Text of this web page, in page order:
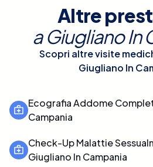
Altre
aGiugliano In
Scopri altre visite
Giugliano In
Ecografia Addome
Campania
Check-Up Malattie
Giugliano In Campania